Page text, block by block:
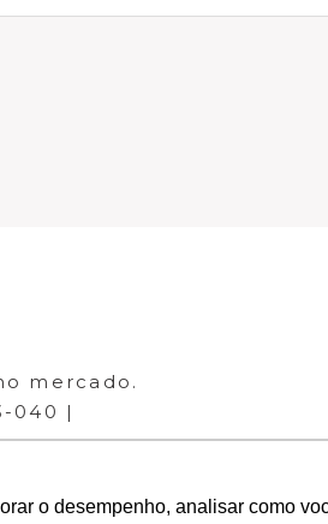
o desempenho, analisar como
mercado.
040 |